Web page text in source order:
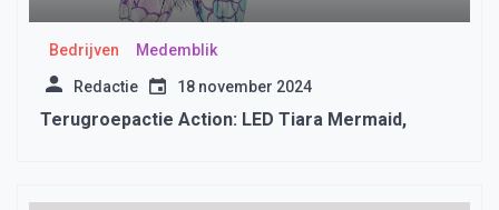
Bedrijven Medemblik
Redactie 18 november 2024
Terugroepactie Action: LED Tiara Mermaid,